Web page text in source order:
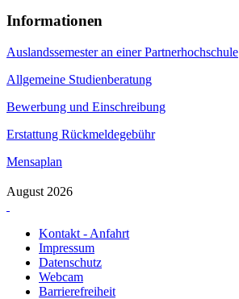
Informationen
Auslandssemester an einer Partnerhochschule
Allgemeine Studienberatung
Bewerbung und Einschreibung
Erstattung Rückmeldegebühr
Mensaplan
August 2026
Kontakt - Anfahrt
Impressum
Datenschutz
Webcam
Barrierefreiheit